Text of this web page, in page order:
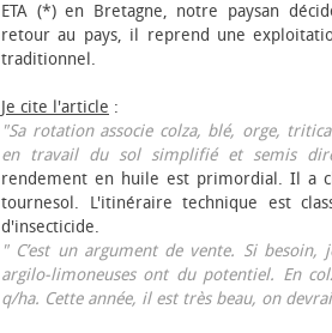
ETA (*) en Bretagne, notre paysan
retour au pays, il reprend une
traditionnel.
Je cite l'article :
"Sa rotation associe colza, blé, orge,
en travail du sol simplifié et semis
rendement en huile est primordial. Il a
tournesol. L'itinéraire technique est
d'insecticide.
" C’est un argument de vente. Si
argilo-limoneuses ont du potentiel. En
q/ha. Cette année, il est très beau, on